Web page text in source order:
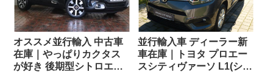
オススメ並行輸入 中古車
在庫｜やっぱりカクタス
が好き 後期型シトロエン
並行輸入車 ディーラー新
車在庫｜トヨタ プロエー
スシティヴァーソ L1(ショ